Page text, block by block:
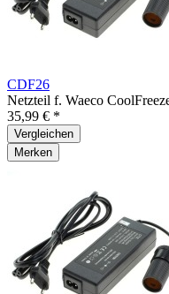
CDF26
Netzteil f. Waeco
35,99 € *
Vergleichen
Merken